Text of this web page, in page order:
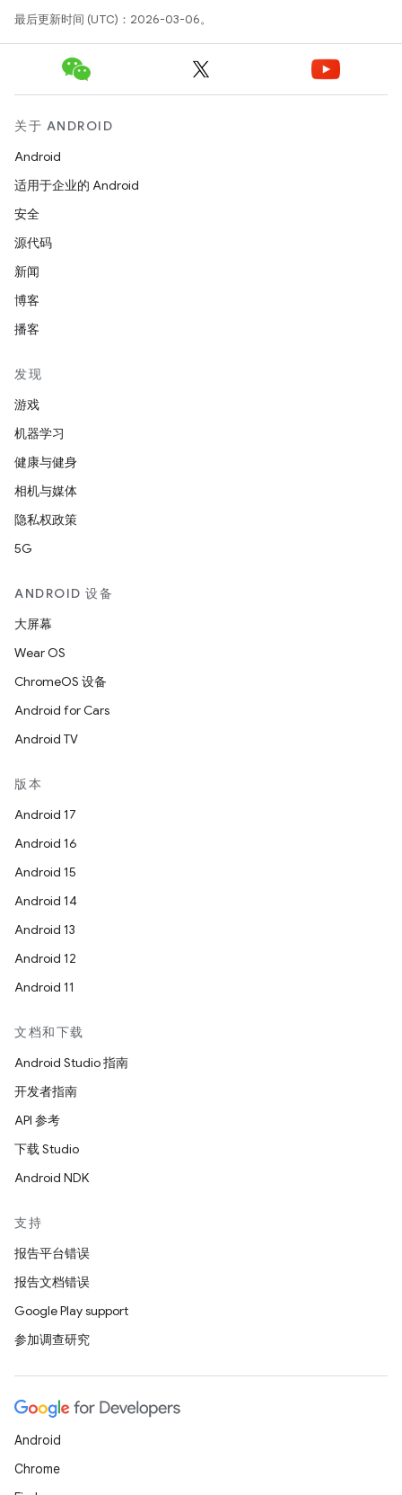
最后更新时间 (UTC)：2026-03-06。
关于 ANDROID
Android
适用于企业的 Android
安全
源代码
新闻
博客
播客
发现
游戏
机器学习
健康与健身
相机与媒体
隐私权政策
5G
ANDROID 设备
大屏幕
Wear OS
ChromeOS 设备
Android for Cars
Android TV
版本
Android 17
Android 16
Android 15
Android 14
Android 13
Android 12
Android 11
文档和下载
Android Studio 指南
开发者指南
API 参考
下载 Studio
Android NDK
支持
报告平台错误
报告文档错误
Google Play support
参加调查研究
Android
Chrome